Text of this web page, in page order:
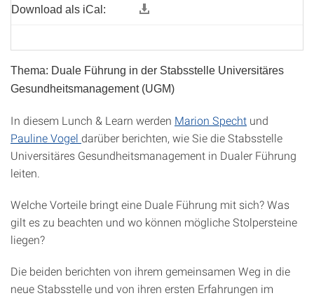
Download als iCal:
Thema: Duale Führung in der Stabsstelle Universitäres
Gesundheitsmanagement (UGM)
In diesem Lunch & Learn werden Marion Specht und
Pauline Vogel darüber berichten, wie Sie die Stabsstelle
Universitäres Gesundheitsmanagement in Dualer Führung
leiten.
Welche Vorteile bringt eine Duale Führung mit sich? Was
gilt es zu beachten und wo können mögliche Stolpersteine
liegen?
Die beiden berichten von ihrem gemeinsamen Weg in die
neue Stabsstelle und von ihren ersten Erfahrungen im